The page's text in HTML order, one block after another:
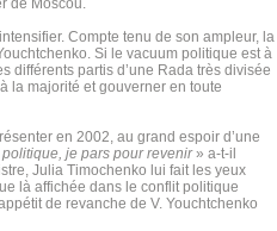
de Moscou.
Compte tenu de son ampleur, la
Si le vacuum politique est à
différents partis d’une Rada très divisée
la majorité et gouverner en toute
en 2002, au grand espoir d’une
je pars pour revenir» a-t-il
Julia Timochenko lui fait les yeux
là affichée dans le conflit politique
de revanche de V. Youchtchenko